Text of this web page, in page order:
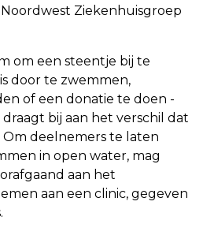
Ziekenhuisgroep
om een steentje bij te
door te zwemmen,
of een donatie te doen -
bij aan het verschil dat
Om deelnemers te laten
in open water, mag
aan het
aan een clinic, gegeven